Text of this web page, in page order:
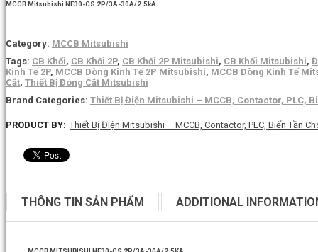
MCCB Mitsubishi NF30-CS 2P/3A-30A/2.5kA
Category: MCCB Mitsubishi
Tags: CB Khối, CB Khối 2P, CB Khối 2P Mitsubishi, CB Khối Mitsubishi,
Kinh Tế 2P, MCCB Dòng Kinh Tế 2P Mitsubishi, MCCB Dòng Kinh Tế
Cắt, Thiết Bị Đóng Cắt Mitsubishi
Brand Categories: Thiết Bị Điện Mitsubishi – MCCB, Contactor, PLC,
PRODUCT BY: Thiết Bị Điện Mitsubishi – MCCB, Contactor, PLC, Biến Tần
THÔNG TIN SẢN PHẨM ADDITIONAL